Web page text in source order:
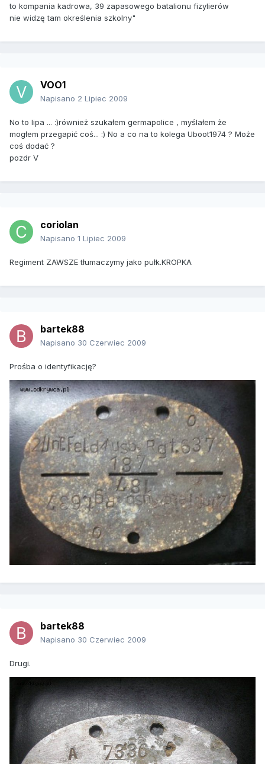
to kompania kadrowa, 39 zapasowego batalionu fizylierów
nie widzę tam określenia szkolny"
VOO1
Napisano 2 Lipiec 2009
No to lipa ... :)również szukałem germapolice , myślałem że
mogłem przegapić coś... :) No a co na to kolega Uboot1974 ? Może
coś dodać ?
pozdr V
coriolan
Napisano 1 Lipiec 2009
Regiment ZAWSZE tłumaczymy jako pułk.KROPKA
bartek88
Napisano 30 Czerwiec 2009
Prośba o identyfikację?
bartek88
Napisano 30 Czerwiec 2009
Drugi.